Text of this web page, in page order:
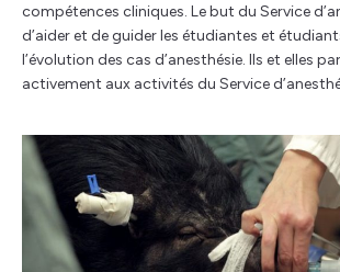
compétences cliniques. Le but du Service
d’aider et de guider les étudiantes et
l’évolution des cas d’anesthésie. Ils et elles
activement aux activités du Service